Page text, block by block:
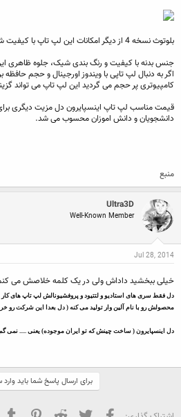
بلوتوث نسخه 4 از دیگر امکانات این لپ تاپ با کیفیت شمرده می شود.
جنس بدنه با کیفیت و رنگ بندی شیک، جلوه ظاهری
اگر به دنبال لپ تاپی با ویندوز اورجینال و حجم
کامپیوتری پر حجم می گردید این لپ تاپ می تواند
قیمت مناسب لپ تاپ اینسپایرون دل مزیت دیگری
دانشجویان و دانش اموزان محسوب می شد.
منبع
Ultra3D
Well-Known Member
Jul 28, 2014
خیلی ببخشید داداش ولی در یک کلمه خلاصش می
دل فقط سری های استادیو و لتتیود و پروفشیونالش لپ تاپ های
محصولش رو با نام آلین وار تولید می کنه ( دل بعدا این شرکت رو
دل اینسپایرون ( ساخت چینش که تو ایران موجوده) یعنی ..... نمی گم
برای ارسال پاسخ شما باید